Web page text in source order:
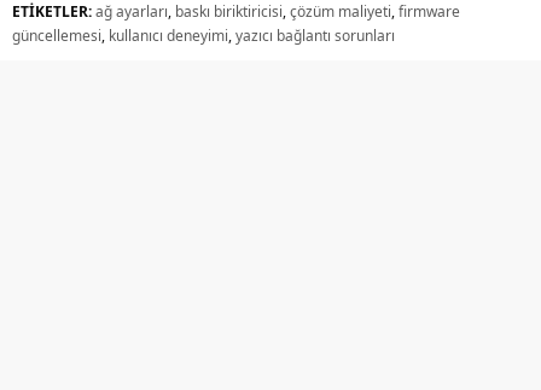
ETİKETLER:ağ ayarları, baskı biriktiricisi,çözüm maliyeti,firmware
güncellemesi, kullanıcı deneyimi,yazıcı bağlantı sorunları